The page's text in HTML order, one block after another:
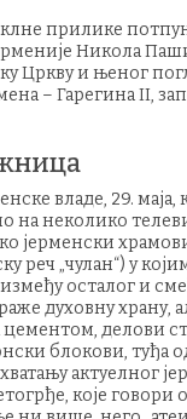
прилике
Никола
Цркву и њеног
– Гарегина II,
владе, 29. маја,
неколико
јерменски
реч „чулан“) у
осталог и
духовну храну,
делови
блокови, туђа
актуелног
које говори